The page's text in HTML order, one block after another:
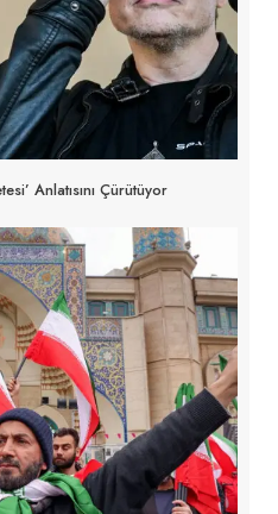
Anlatısını Çürütüyor